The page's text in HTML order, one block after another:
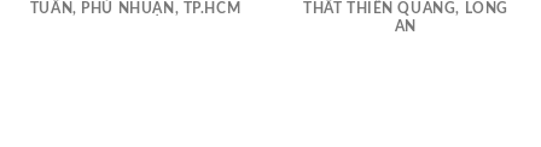
TUẤN, PHÚ NHUẬN, TP.HCM
THẤT THIÊN QUANG, LONG
AN